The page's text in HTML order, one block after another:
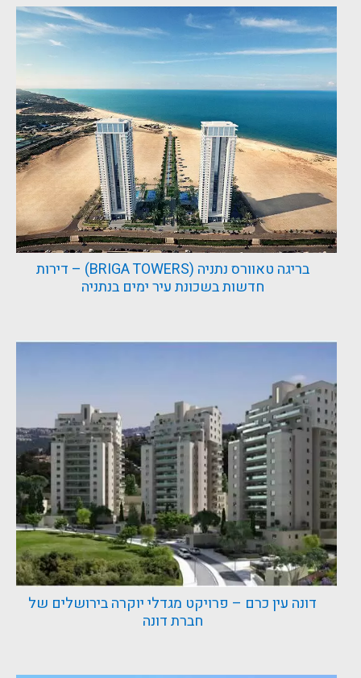
בריגה טאוורס נתניה (BRIGA TOWERS) – דירות
חדשות בשכונת עיר ימים בנתניה
דונה עין כרם – פרויקט מגדלי יוקרה בירושלים של
חברת דונה